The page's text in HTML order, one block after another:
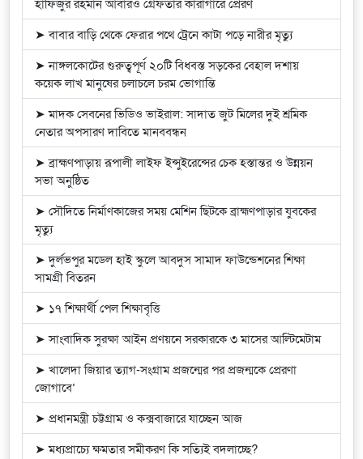
হাফিজুর রহমান আবারও গ্রেফতার কারাগারে প্রেরণ
➤ বাবার বাড়ি থেকে ফেরার পথে ট্রেনে কাটা পড়ে নারীর মৃত্যু
➤ নাঙ্গলকোটের গুরুত্বপূর্ণ ২০টি বিধবস্ত সড়কের বেহাল দশায়
কয়েক লাখ মানুষের চলাচলে চরম ভোগান্তি
➤ মাদক সেবনের ভিডিও ভাইরাল: সাদাত জুট মিলের দুই শ্রমিক
নেতার অপসারণ দাবিতে মানববন্ধন
➤ ব্রাহ্মণপাড়ায় রূপালী লাইফ ইন্সুইরেন্সের চেক হস্তান্তর ও উন্নয়ন
সভা অনুষ্ঠিত
➤ সৌদিতে নির্মাণকাজের সময় মেশিন ছিটকে ব্রাহ্মণপাড়ার যুবকের
মৃত্যু
➤ দুর্লভপুর মডেল হাই স্কুলে আবদুস সামাদ ফাউন্ডেশনের শিক্ষা
সামগ্রী বিতরন
➤ ১৭ শিক্ষার্থী পেল শিক্ষাবৃত্তি
➤ সাংবাদিক সুরক্ষা আইন প্রণয়নে সরকারকে ৩ মাসের আল্টিমেটাম
➤ খালেদা জিয়ার ত্যাগ-সংগ্রাম প্রজন্মের পর প্রজন্মকে প্রেরণা
জোগাবে’
➤ প্রধানমন্ত্রী চট্টগ্রাম ও কক্সবাজারে যাচ্ছেন আজ
➤ মধ্যপ্রাচ্যে ক্ষমতার সমীকরণ কি সত্যিই বদলাচ্ছে?